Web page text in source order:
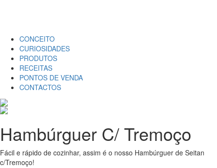
CONCEITO
CURIOSIDADES
PRODUTOS
RECEITAS
PONTOS DE VENDA
CONTACTOS
Hambúrguer C/ Tremoço
Fácil e rápido de cozinhar, assim é o nosso Hambúrguer de Seitan
c/Tremoço!